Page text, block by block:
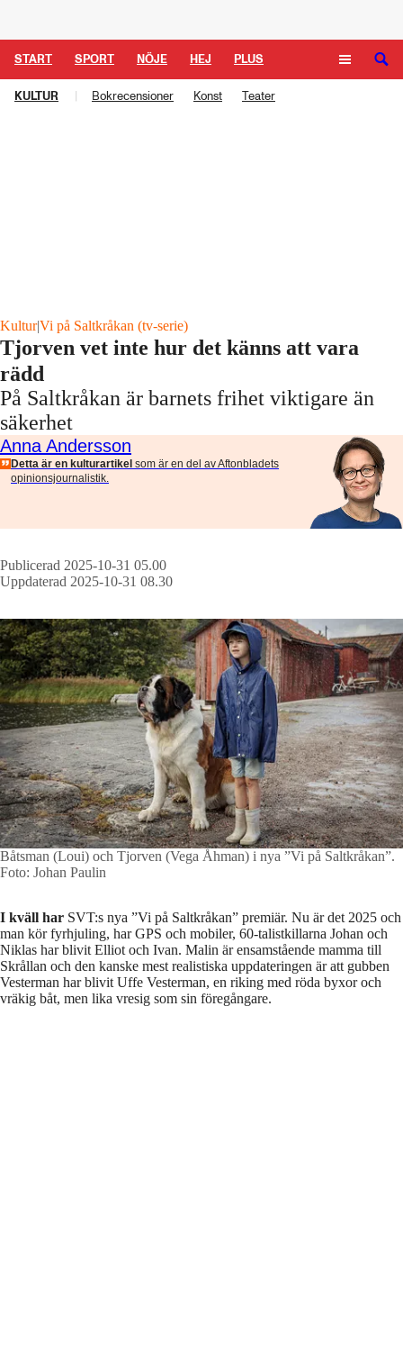
START SPORT NÖJE HEJ PLUS
TIPSA TV KULTUR LEDARE
KULTUR Bokrecensioner Konst Teater
Kultur|Vi på Saltkråkan (tv-serie)
Tjorven vet inte hur det känns att vara
rädd
På Saltkråkan är barnets frihet viktigare än
säkerhet
Anna Andersson
Detta är en kulturartikel som är en del av Aftonbladets
opinionsjournalistik.
Publicerad 2025-10-31 05.00
Uppdaterad 2025-10-31 08.30
Båtsman (Loui) och Tjorven (Vega Åhman) i nya ”Vi på Saltkråkan”.
Foto: Johan Paulin
I kväll har SVT:s nya ”Vi på Saltkråkan” premiär. Nu är det 2025 och
man kör fyrhjuling, har GPS och mobiler, 60-talistkillarna Johan och
Niklas har blivit Elliot och Ivan. Malin är ensamstående mamma till
Skrållan och den kanske mest realistiska uppdateringen är att gubben
Vesterman har blivit Uffe Vesterman, en riking med röda byxor och
vräkig båt, men lika vresig som sin föregångare.